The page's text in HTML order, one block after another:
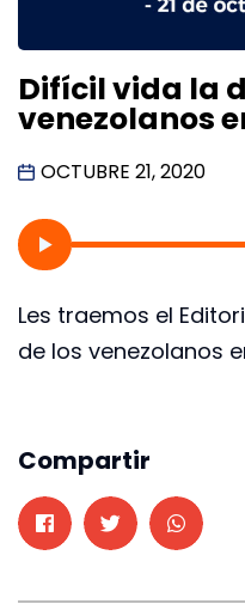
Difícil vida la
venezolanos
OCTUBRE 21, 2020
Les traemos el
de los venezolanos
Compartir